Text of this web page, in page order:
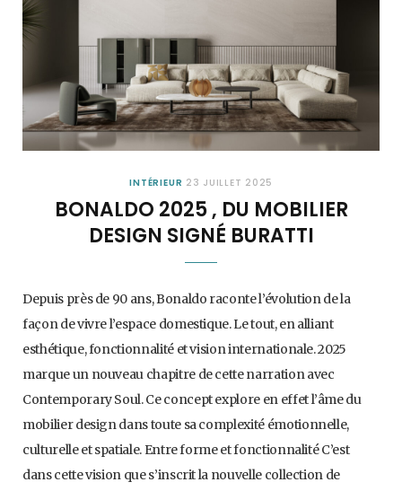
INTÉRIEUR 23 JUILLET 2025
BONALDO 2025 , DU MOBILIER
DESIGN SIGNÉ BURATTI
Depuis près de 90 ans, Bonaldo raconte l’évolution de la
façon de vivre l’espace domestique. Le tout, en alliant
esthétique, fonctionnalité et vision internationale. 2025
marque un nouveau chapitre de cette narration avec
Contemporary Soul. Ce concept explore en effet l’âme du
mobilier design dans toute sa complexité émotionnelle,
culturelle et spatiale. Entre forme et fonctionnalité C’est
dans cette vision que s’inscrit la nouvelle collection de